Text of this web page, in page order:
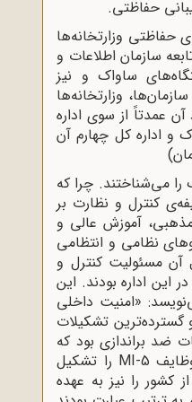
حفاظتی وزارتخانه‌ها
سازمان اطلاعات و
ساواک و نیز
وزارتخانه‌ها
عمدتاً از سوی اداره
و اداره کل چهارم آن
را می‌شناختند. چرا که
کنترل و نظارت بر
آموزش عالی و
نظامی و انتظامی
آن مسئولیت کنترل و
اداره بودند. این
«امنیت داخلی
گسترده‌ترین تشکیلات
ضد براندازی بود که
این وظیفه به ‌اضافه وظیفه ضد جاسوسی در آمریکا وظایف F.B.I و در انگلستان وظایف MI-5 را تشکیل
کشور را نیز به عهده